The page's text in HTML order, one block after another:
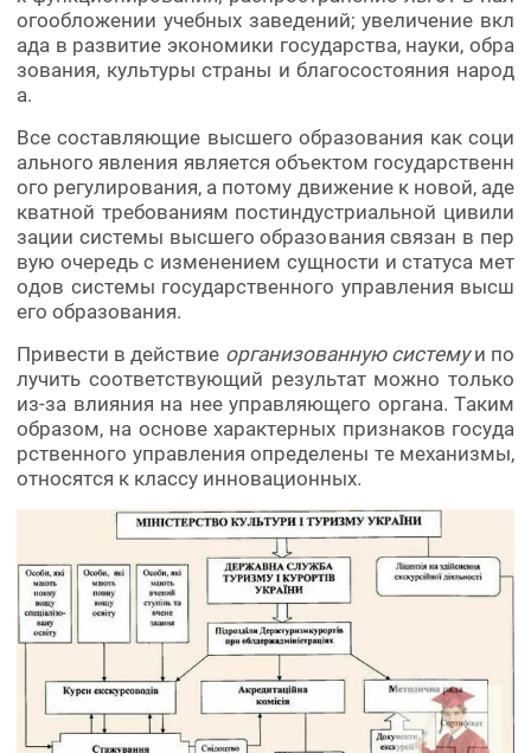
огообложении учебных заведений; увеличение вкл
ада в развитие экономики государства, науки, обра
зования, культуры страны и благосостояния народ
а.
Все составляющие высшего образования как соци
ального явления является объектом государственн
ого регулирования, а потому движение к новой, аде
кватной требованиям постиндустриальной цивили
зации системы высшего образования связан в пер
вую очередь с изменением сущности и статуса мет
одов системы государственного управления высш
его образования.
Привести в действие организованную системуи по
лучить соответствующий результат можно только
из-за влияния на нее управляющего органа. Таким
образом, на основе характерных признаков госуда
рственного управления определены те механизмы,
относятся к классу инновационных.